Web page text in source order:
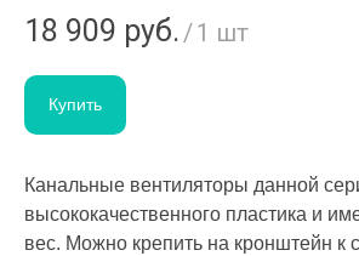
18 909 руб./1 шт
Купить
Канальные вентиляторы данной
высококачественного пластика и
вес. Можно крепить на кронштейн к